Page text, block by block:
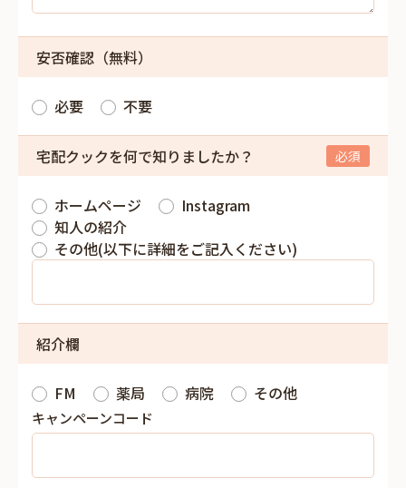
安否確認（無料）
必要 不要
宅配クックを何で知りましたか？
ホームページ
Instagram
知人の紹介
その他(以下に詳細をご記入ください)
紹介欄
FM 薬局 病院 その他
キャンペーンコード